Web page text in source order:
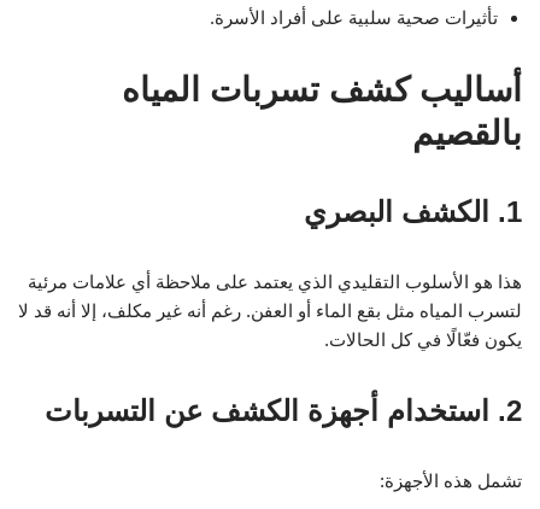
تأثيرات صحية سلبية على أفراد الأسرة.
أساليب كشف تسربات المياه
بالقصيم
1. الكشف البصري
هذا هو الأسلوب التقليدي الذي يعتمد على ملاحظة أي علامات مرئية
لتسرب المياه مثل بقع الماء أو العفن. رغم أنه غير مكلف، إلا أنه قد لا
يكون فعّالًا في كل الحالات.
2. استخدام أجهزة الكشف عن التسربات
تشمل هذه الأجهزة: